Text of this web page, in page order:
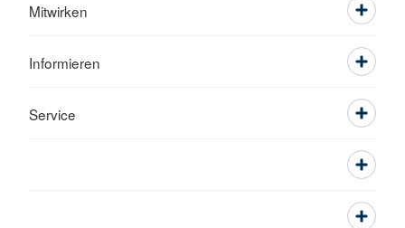
Mitwirken
Informieren
Service